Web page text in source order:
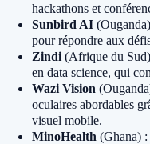
hackathons et
Sunbird AI
pour répondre aux
Zindi (Afrique du
en data science, qui
Wazi Vision
oculaires abordables
visuel mobile.
MinoHealth (Ghana) :